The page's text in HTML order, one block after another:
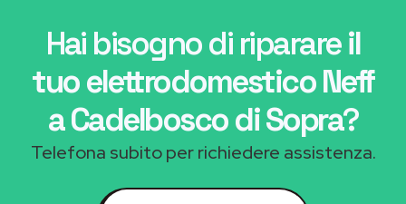
Hai bisogno di riparareil
tuo elettrodomestico Neff
a Cadelbosco di Sopra?
Telefona subito per richiedere assistenza.